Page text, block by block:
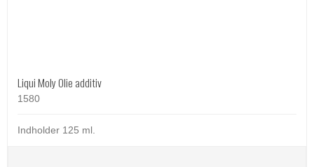
Liqui Moly Olie additiv
1580
Indholder 125 ml.